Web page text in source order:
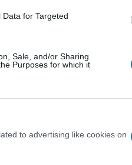
for Targeted
Sale, and/or Sharing
Purposes for which it
to advertising like cookies on
της
η
φυσικό
το πόρισμα
τον πρώην